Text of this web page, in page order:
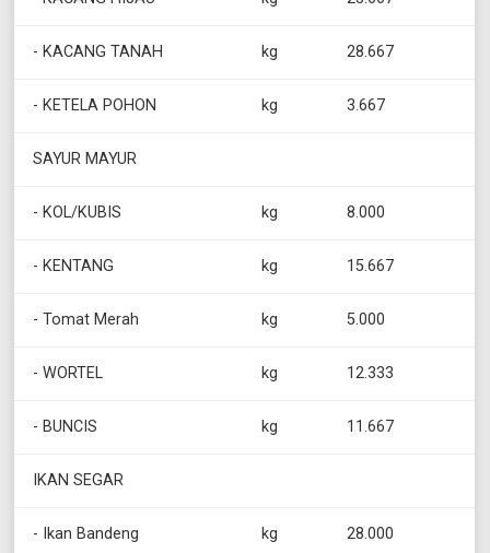
- KACANG TANAH kg 28.667
- KETELA POHON kg 3.667
SAYUR MAYUR
- KOL/KUBIS kg 8.000
- KENTANG kg 15.667
- Tomat Merah kg 5.000
- WORTEL kg 12.333
- BUNCIS kg 11.667
IKAN SEGAR
- Ikan Bandeng kg 28.000